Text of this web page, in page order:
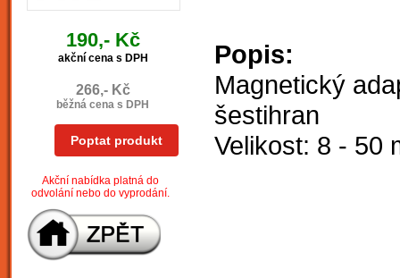
190,- Kč
akční cena s DPH
266,- Kč
běžná cena s DPH
Poptat produkt
Akční nabídka platná do
odvolání nebo do vyprodání.
Popis:
Magnetický
šestihran
Velikost: 8 - 50